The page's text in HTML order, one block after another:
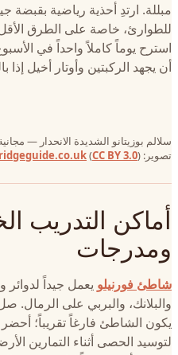
مبللة. ارتدِ أحذية رياضية
للطوارئ، خاصة على الطرق
استرح يوماً كاملاً واحداً في
أن يجهد الركبتين وأوتار أخيل
سلالم بوزيتانو الشديدة الانحدار —
تصوير:
(CC BY 3.0).
أماكن التدريب
ومدرجات
شاطئ فورنيلو يعمل جيداً
يكون الشاطئ فارغاً تقريباً؛
لتوسيد الحصى أثناء التمارين